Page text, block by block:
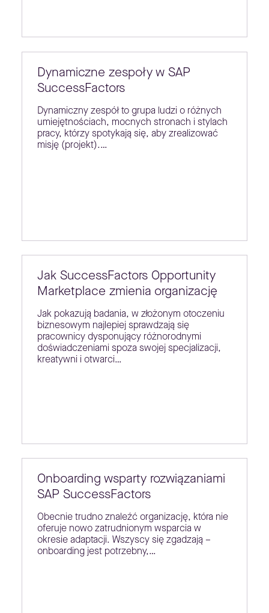
Dynamiczne zespoły w SAP
SuccessFactors
Dynamiczny zespół to grupa ludzi o różnych
umiejętnościach, mocnych stronach i stylach
pracy, którzy spotykają się, aby zrealizować
misję (projekt).…
Jak SuccessFactors Opportunity
Marketplace zmienia organizację
Jak pokazują badania, w złożonym otoczeniu
biznesowym najlepiej sprawdzają się
pracownicy dysponujący różnorodnymi
doświadczeniami spoza swojej specjalizacji,
kreatywni i otwarci…
Onboarding wsparty rozwiązaniami
SAP SuccessFactors
Obecnie trudno znaleźć organizację, która nie
oferuje nowo zatrudnionym wsparcia w
okresie adaptacji. Wszyscy się zgadzają –
onboarding jest potrzebny,…